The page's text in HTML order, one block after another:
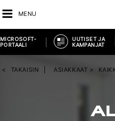
MENU
MICROSOFT-
PORTAALI
UUTISET JA
KAMPANJAT
TAKAISIN ASIAKKAAT